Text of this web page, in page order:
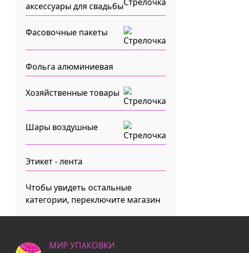
аксессуары для свадьбы
Фасовочные пакеты
Фольга алюминиевая
Хозяйственные товары
Шары воздушные
Этикет - лента
Чтобы увидеть остальные
категории, переключите магазин
МИР УПАКОВКИ